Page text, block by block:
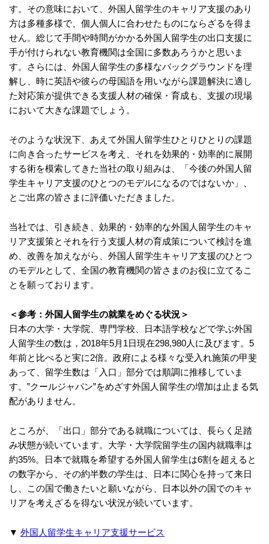
す。その意味において、外国人留学生のキャリア支援のあり
方は多種多様で、個人個人に合わせたものにならざるを得ま
せん。総じて手間や時間がかかる外国人留学生の出口支援に
手が付けられない教育機関は全国に多数あろうかと思いま
す。さらには、外国人留学生の多様なバックグラウンドを理
解し、時に英語や彼らの母国語を用いながら課題解決に適し
た対応策が提供できる支援人材の確保・育成も、支援の現場
において大きな課題でしょう。
そのような状況下、あえて外国人留学生ひとりひとりの課題
に向き合ったサービスを考え、それを効果的・効率的に展開
する術を模索してきた当社の取り組みは、「今後の外国人留
学生キャリア支援のひとつのモデルになるのではないか」、
とご出席の皆さまに評価いただきました。
当社では、引き続き、効果的・効率的な外国人留学生のキャ
リア支援策とそれを行う支援人材の育成策について検討を進
め、改善を加えながら、外国人留学生キャリア支援のひとつ
のモデルとして、全国の教育機関の皆さまのお役に立てるこ
とを願っております。
＜参考：外国人留学生の就業をめぐる状況＞
日本の大学・大学院、専門学校、日本語学校などで学ぶ外国
人留学生の数は，2018年5月1日現在298,980人に及びます。5
年前と比べると実に2倍。政府による様々な受入れ施策の甲斐
あって、留学生数は「入口」部分では順調に推移していま
す。”クールジャパン”をめざす外国人留学生の増加は止まる気
配がありません。
ところが、「出口」部分である就職については、長らく足踏
み状態が続いています。大学・大学院留学生の国内就職率は
約35%。日本で就職を希望する外国人留学生は6割を超えると
の数字から、その約半数の学生は、日本に関心を持って来日
し、この国で働きたいと願いながら、日本以外の国でのキャ
リアを考えざるを得ない状況が続いています。
▼ 外国人留学生キャリア支援サービス